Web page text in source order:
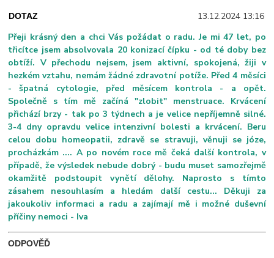
DOTAZ
13.12.2024 13:16
Přeji krásný den a chci Vás požádat o radu. Je mi 47 let, po
třicítce jsem absolvovala 20 konizací čípku - od té doby bez
obtíží. V přechodu nejsem, jsem aktivní, spokojená, žiji v
hezkém vztahu, nemám žádné zdravotní potíže. Před 4 měsíci
- špatná cytologie, před měsícem kontrola - a opět.
Společně s tím mě začíná "zlobit" menstruace. Krvácení
přichází brzy - tak po 3 týdnech a je velice nepříjemně silné.
3-4 dny opravdu velice intenzivní bolesti a krvácení. Beru
celou dobu homeopatii, zdravě se stravuji, věnuji se józe,
procházkám .... A po novém roce mě čeká další kontrola, v
případě, že výsledek nebude dobrý - budu muset samozřejmě
okamžitě podstoupit vynětí dělohy. Naprosto s tímto
zásahem nesouhlasím a hledám další cestu... Děkuji za
jakoukoliv informaci a radu a zajímají mě i možné duševní
příčiny nemoci - Iva
ODPOVĚĎ